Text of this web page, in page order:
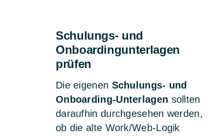
Schulungs- und
Onboardingunterlagen
prüfen
Die eigenen Schulungs- und
Onboarding-Unterlagen sollten
daraufhin durchgesehen werden,
ob die alte Work/Web-Logik